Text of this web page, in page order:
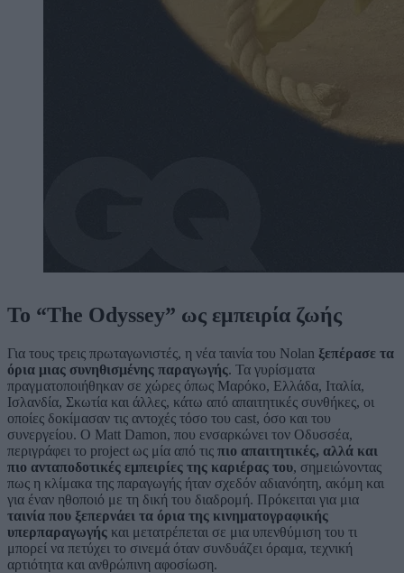
Το “The Odyssey” ως εμπειρία ζωής
Για τους τρεις πρωταγωνιστές, η νέα ταινία του Nolan ξεπέρασε τα
όρια μιας συνηθισμένης παραγωγής. Τα γυρίσματα
πραγματοποιήθηκαν σε χώρες όπως Μαρόκο, Ελλάδα, Ιταλία,
Ισλανδία, Σκωτία και άλλες, κάτω από απαιτητικές συνθήκες, οι
οποίες δοκίμασαν τις αντοχές τόσο του cast, όσο και του
συνεργείου. Ο Matt Damon, που ενσαρκώνει τον Οδυσσέα,
περιγράφει το project ως μία από τις πιο απαιτητικές, αλλά και
πιο ανταποδοτικές εμπειρίες της καριέρας του, σημειώνοντας
πως η κλίμακα της παραγωγής ήταν σχεδόν αδιανόητη, ακόμη και
για έναν ηθοποιό με τη δική του διαδρομή. Πρόκειται για μια
ταινία που ξεπερνάει τα όρια της κινηματογραφικής
υπερπαραγωγής και μετατρέπεται σε μια υπενθύμιση του τι
μπορεί να πετύχει το σινεμά όταν συνδυάζει όραμα, τεχνική
αρτιότητα και ανθρώπινη αφοσίωση.